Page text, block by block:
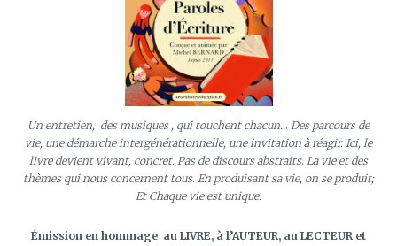
Un entretien, des musiques , qui touchent chacun... Des parcours de
vie, une démarche intergénérationnelle, une invitation à réagir. Ici, le
livre devient vivant, concret. Pas de discours abstraits. La vie et des
thèmes qui nous concernent tous. En produisant sa vie, on se produit;
Et Chaque vie est unique.
Émission en hommage au LIVRE, à l’AUTEUR, au LECTEUR et